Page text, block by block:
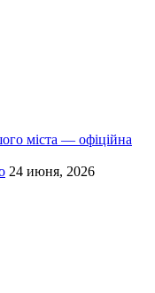
міста — офіційна
24 июня, 2026